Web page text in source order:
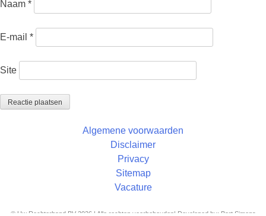
Naam *
E-mail *
Site
Algemene voorwaarden
Disclaimer
Privacy
Sitemap
Vacature
© Uw Rechterhand BV 2026 | Alle rechten voorbehouden| Developed by: Bart Simons